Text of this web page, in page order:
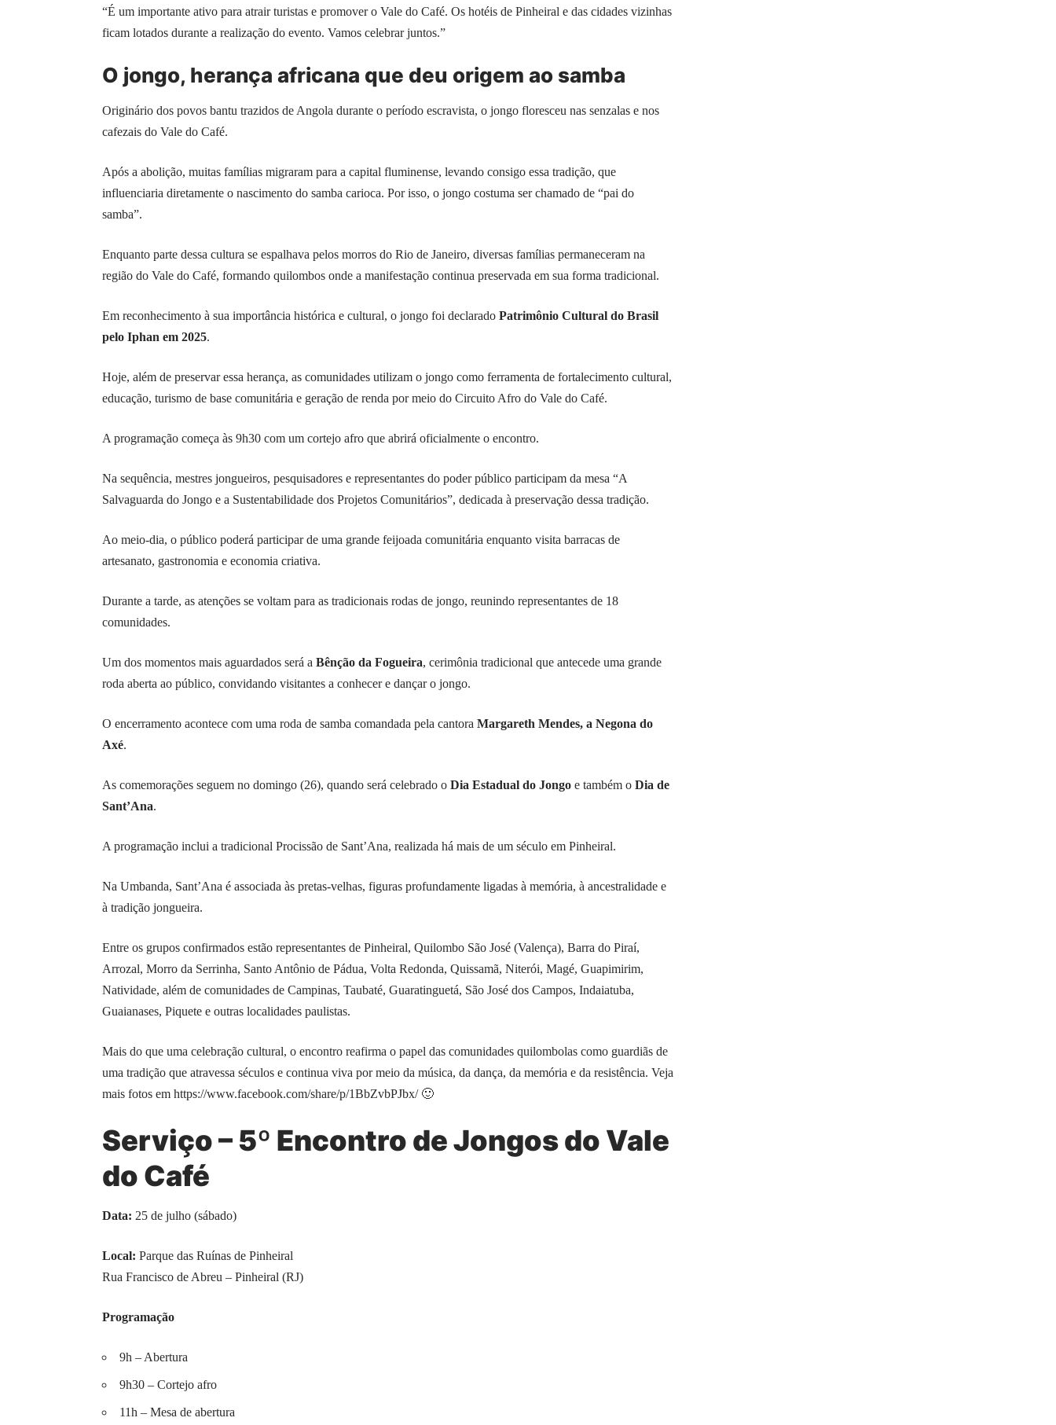
“É um importante ativo para atrair turistas e promover o Vale do Café. Os hotéis de Pinheiral e das cidades vizinhas
ficam lotados durante a realização do evento. Vamos celebrar juntos.”
O jongo, herança africana que deu origem ao samba
Originário dos povos bantu trazidos de Angola durante o período escravista, o jongo floresceu nas senzalas e nos
cafezais do Vale do Café.
Após a abolição, muitas famílias migraram para a capital fluminense, levando consigo essa tradição, que
influenciaria diretamente o nascimento do samba carioca. Por isso, o jongo costuma ser chamado de “pai do
samba”.
Enquanto parte dessa cultura se espalhava pelos morros do Rio de Janeiro, diversas famílias permaneceram na
região do Vale do Café, formando quilombos onde a manifestação continua preservada em sua forma tradicional.
Em reconhecimento à sua importância histórica e cultural, o jongo foi declarado Patrimônio Cultural do Brasil
pelo Iphan em 2025.
Hoje, além de preservar essa herança, as comunidades utilizam o jongo como ferramenta de fortalecimento cultural,
educação, turismo de base comunitária e geração de renda por meio do Circuito Afro do Vale do Café.
A programação começa às 9h30 com um cortejo afro que abrirá oficialmente o encontro.
Na sequência, mestres jongueiros, pesquisadores e representantes do poder público participam da mesa “A
Salvaguarda do Jongo e a Sustentabilidade dos Projetos Comunitários”, dedicada à preservação dessa tradição.
Ao meio-dia, o público poderá participar de uma grande feijoada comunitária enquanto visita barracas de
artesanato, gastronomia e economia criativa.
Durante a tarde, as atenções se voltam para as tradicionais rodas de jongo, reunindo representantes de 18
comunidades.
Um dos momentos mais aguardados será a Bênção da Fogueira, cerimônia tradicional que antecede uma grande
roda aberta ao público, convidando visitantes a conhecer e dançar o jongo.
O encerramento acontece com uma roda de samba comandada pela cantora Margareth Mendes, a Negona do
Axé.
As comemorações seguem no domingo (26), quando será celebrado o Dia Estadual do Jongo e também o Dia de
Sant’Ana.
A programação inclui a tradicional Procissão de Sant’Ana, realizada há mais de um século em Pinheiral.
Na Umbanda, Sant’Ana é associada às pretas-velhas, figuras profundamente ligadas à memória, à ancestralidade e
à tradição jongueira.
Entre os grupos confirmados estão representantes de Pinheiral, Quilombo São José (Valença), Barra do Piraí,
Arrozal, Morro da Serrinha, Santo Antônio de Pádua, Volta Redonda, Quissamã, Niterói, Magé, Guapimirim,
Natividade, além de comunidades de Campinas, Taubaté, Guaratinguetá, São José dos Campos, Indaiatuba,
Guaianases, Piquete e outras localidades paulistas.
Mais do que uma celebração cultural, o encontro reafirma o papel das comunidades quilombolas como guardiãs de
uma tradição que atravessa séculos e continua viva por meio da música, da dança, da memória e da resistência. Veja
mais fotos em https://www.facebook.com/share/p/1BbZvbPJbx/🙂
Serviço – 5º Encontro de Jongos do Vale
do Café
Data: 25 de julho (sábado)
Local: Parque das Ruínas de Pinheiral
Rua Francisco de Abreu – Pinheiral (RJ)
Programação
9h – Abertura
9h30 – Cortejo afro
11h – Mesa de abertura